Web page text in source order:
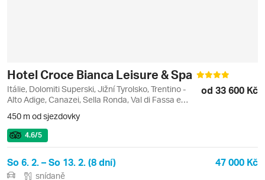
Hotel Croce Bianca Leisure & Spa
Itálie, Dolomiti Superski, Jižní Tyrolsko, Trentino -
Alto Adige, Canazei, Sella Ronda, Val di Fassa e
od 33 600 Kč
450 m od sjezdovky
4.6/5
So 6. 2. – So 13. 2. (8 dní) 47 000 Kč
snídaně